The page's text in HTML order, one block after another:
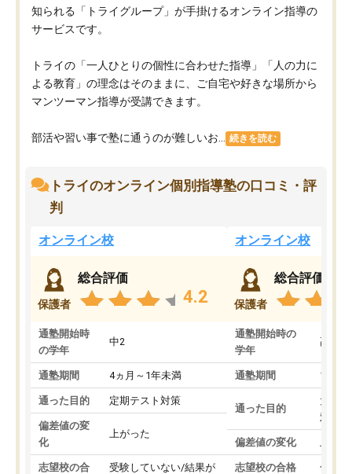
知られる「トライグループ」が手掛けるオンライン指導の
サービスです。
トライの「一人ひとりの個性に合わせた指導」「人の力に
よる教育」の理念はそのままに、ご自宅や好きな場所から
マンツーマン指導が受講できます。
部活や習い事で塾に通うのが難しいお... 続きを読む
トライのオンライン個別指導塾の口コミ・評
判
オンライン校
保護者
総合評価
4.2
通塾開始時
の学年
中2
通塾期間 4ヵ月～1年未満
通った目的 定期テスト対策
偏差値の変
化
上がった
志望校の合
受験していない/結果が
オンライン校
保護者
総合評価
通塾開始時の
学年
高3
通塾期間 1～3
通った目的
大学
対策
偏差値の変化
志望校の合格 合格